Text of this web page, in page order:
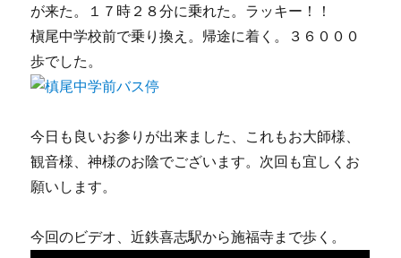
が来た。１７時２８分に乗れた。ラッキー！！
槇尾中学校前で乗り換え。帰途に着く。３６０００
歩でした。
今日も良いお参りが出来ました、これもお大師様、
観音様、神様のお陰でございます。次回も宜しくお
願いします。
今回のビデオ、近鉄喜志駅から施福寺まで歩く。